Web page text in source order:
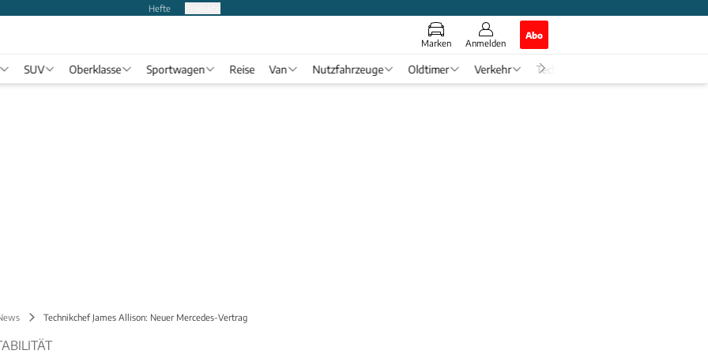
Hefte
Marken Anmelden
Abo
SUV Oberklasse Sportwagen Reise Van Nutzfahrzeuge Oldtimer Verkehr Tech & Zukunft
Technikchef James Allison: Neuer Mercedes-Vertrag